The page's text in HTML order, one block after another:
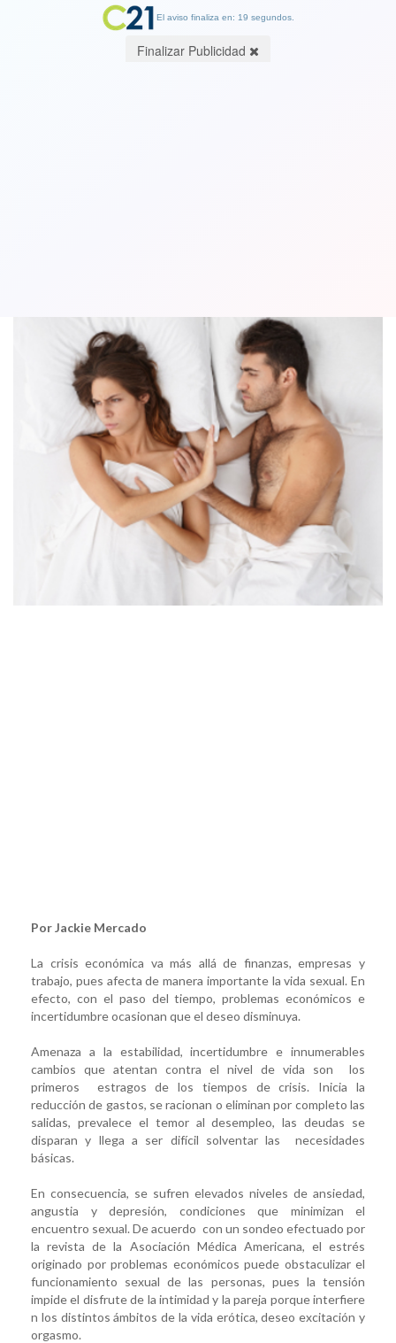
Por Jackie Mercado
La crisis económica va más allá de finanzas, empresas y
trabajo, pues afecta de manera importante la vida sexual. En
efecto, con el paso del tiempo, problemas económicos e
incertidumbre ocasionan que el deseo disminuya.
Amenaza a la estabilidad, incertidumbre e innumerables
cambios que atentan contra el nivel de vida son los
primeros estragos de los tiempos de crisis. Inicia la
reducción de gastos, se racionan o eliminan por completo las
salidas, prevalece el temor al desempleo, las deudas se
disparan y llega a ser difícil solventar las necesidades
básicas.
En consecuencia, se sufren elevados niveles de ansiedad,
angustia y depresión, condiciones que minimizan el
encuentro sexual. De acuerdo con un sondeo efectuado por
la revista de la Asociación Médica Americana, el estrés
originado por problemas económicos puede obstaculizar el
funcionamiento sexual de las personas, pues la tensión
impide el disfrute de la intimidad y la pareja porque interfiere
n los distintos ámbitos de la vida erótica, deseo excitación y
orgasmo.
El aviso finaliza en: 19 segundos.
Finalizar Publicidad